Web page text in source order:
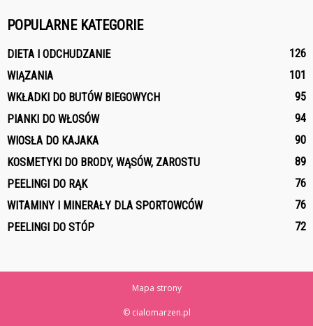
POPULARNE KATEGORIE
DIETA I ODCHUDZANIE
126
WIĄZANIA
101
WKŁADKI DO BUTÓW BIEGOWYCH
95
PIANKI DO WŁOSÓW
94
WIOSŁA DO KAJAKA
90
KOSMETYKI DO BRODY, WĄSÓW, ZAROSTU
89
PEELINGI DO RĄK
76
WITAMINY I MINERAŁY DLA SPORTOWCÓW
76
PEELINGI DO STÓP
72
Mapa strony
© cialomarzen.pl